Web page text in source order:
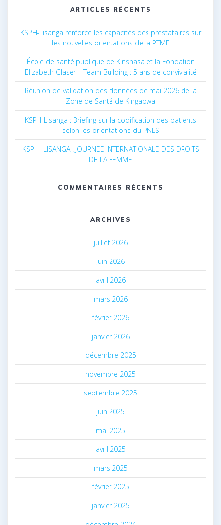
ARTICLES RÉCENTS
KSPH-Lisanga renforce les capacités des prestataires sur
les nouvelles orientations de la PTME
École de santé publique de Kinshasa et la Fondation
Elizabeth Glaser – Team Building : 5 ans de convivialité
Réunion de validation des données de mai 2026 de la
Zone de Santé de Kingabwa
KSPH-Lisanga : Briefing sur la codification des patients
selon les orientations du PNLS
KSPH- LISANGA : JOURNEE INTERNATIONALE DES DROITS
DE LA FEMME
COMMENTAIRES RÉCENTS
ARCHIVES
juillet 2026
juin 2026
avril 2026
mars 2026
février 2026
janvier 2026
décembre 2025
novembre 2025
septembre 2025
juin 2025
mai 2025
avril 2025
mars 2025
février 2025
janvier 2025